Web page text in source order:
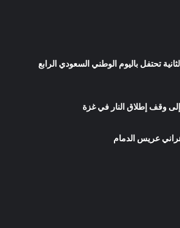
تحتفل باليوم الوطني السعودي الرابع
وقف إطلاق النار في غزة
عريس الدمام